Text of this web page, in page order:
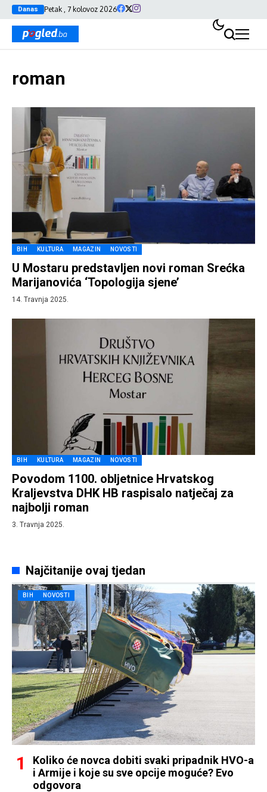
Danas Petak , 7 kolovoz 2026
roman
BIH KULTURA MAGAZIN NOVOSTI
U Mostaru predstavljen novi roman Srećka
Marijanovića ‘Topologija sjene’
14. Travnja 2025.
BIH KULTURA MAGAZIN NOVOSTI
Povodom 1100. obljetnice Hrvatskog
Kraljevstva DHK HB raspisalo natječaj za
najbolji roman
3. Travnja 2025.
Najčitanije ovaj tjedan
BIH NOVOSTI
Koliko će novca dobiti svaki pripadnik HVO-a
i Armije i koje su sve opcije moguće? Evo
odgovora